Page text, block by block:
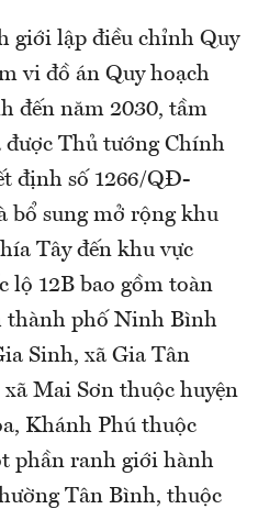
giới lập điều chỉnh Quy
vi đồ án Quy hoạch
đến năm 2030, tầm
Thủ tướng Chính
định số 1266/QĐ-
bổ sung mở rộng khu
Tây đến khu vực
lộ 12B bao gồm toàn
thành phố Ninh Bình
Sinh, xã Gia Tân
Mai Sơn thuộc huyện
Khánh Phú thuộc
phần ranh giới hành
Tân Bình, thuộc